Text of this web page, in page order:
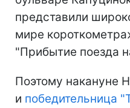
представили
мире
"Прибытие поезда
Поэтому накануне
и победительница